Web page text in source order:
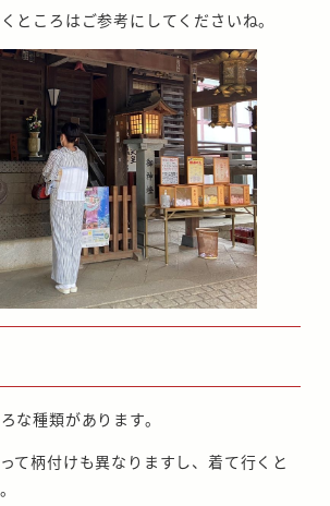
ところはご参考にしてくださいね。
な種類があります。
て柄付けも異なりますし、着て行くと